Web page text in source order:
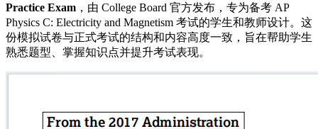
Practice Exam ，由 College Board 官方发布，专为备考 AP
Physics C: Electricity and Magnetism 考试的学生和教师设计。这
份模拟试卷与正式考试的结构和内容高度一致，旨在帮助学生
熟悉题型、掌握知识点并提升考试表现。